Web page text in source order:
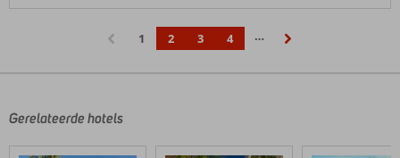
1 2 3 4
…
Gerelateerde hotels